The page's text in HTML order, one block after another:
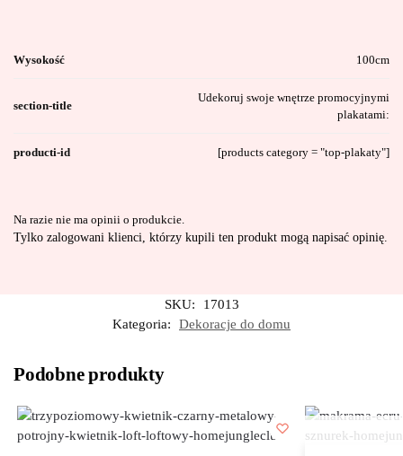
Wysokość 100cm
section-title
Udekoruj swoje wnętrze promocyjnymi
plakatami:
producti-id [products category = "top-plakaty"]
Na razie nie ma opinii o produkcie.
Tylko zalogowani klienci, którzy kupili ten produkt mogą napisać opinię.
SKU:
17013
Kategoria:
Dekoracje do domu
Podobne produkty